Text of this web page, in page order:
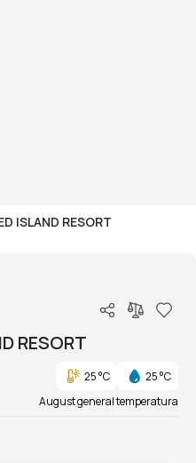
ISLAND RESORT
RESORT
25 °C
25 °C
August general temperatura